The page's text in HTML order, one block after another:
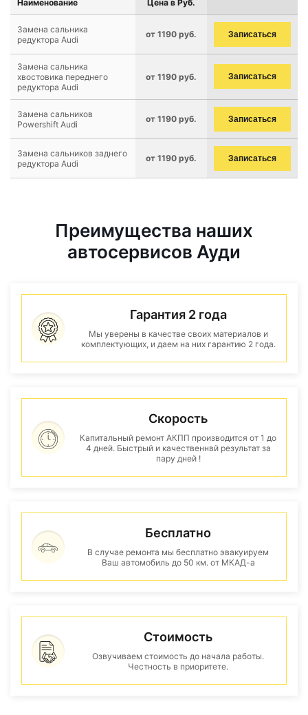
Наименование Цена в Руб.
Замена сальника
редуктора Audi
от 1190 руб. Записаться
Замена сальника
хвостовика переднего
редуктора Audi
от 1190 руб. Записаться
Замена сальников
Powershift Audi
от 1190 руб. Записаться
Замена сальников заднего
редуктора Audi
от 1190 руб. Записаться
Преимущества наших
автосервисов Ауди
Гарантия 2 года
Мы уверены в качестве своих материалов и
комплектующих, и даем на них гарантию 2 года.
Скорость
Капитальный ремонт АКПП производится от 1 до
4 дней. Быстрый и качественнвй результат за
пару дней !
Бесплатно
В случае ремонта мы бесплатно эвакуируем
Ваш автомобиль до 50 км. от МКАД-а
Стоимость
Озвучиваем стоимость до начала работы.
Честность в приоритете.